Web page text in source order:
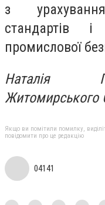
з
стандартів
промислової
Наталія
Якщо ви помітили помилку,
повідомити про це редакцію
04141